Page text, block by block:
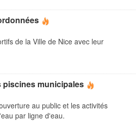
de la Ville de Nice avec leur
municipales
au public et les activités
par ligne d'eau.